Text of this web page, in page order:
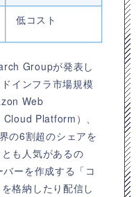
低コスト
Groupが発表し
インフラ市場規模
Web
Platform）、
の6割超のシェアを
も人気があるの
ーを作成する「コ
格納したり配信し